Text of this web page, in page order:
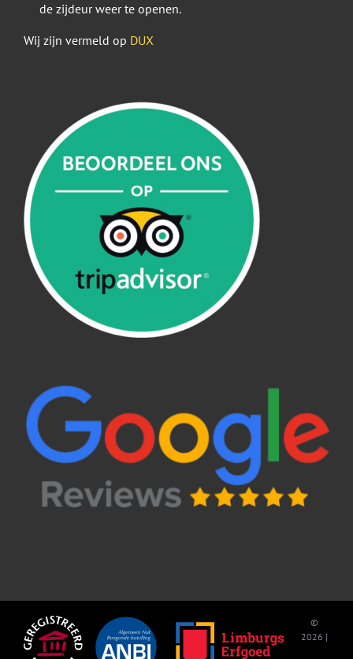
de zijdeur weer te openen.
Wij zijn vermeld op DUX
©
2026 |